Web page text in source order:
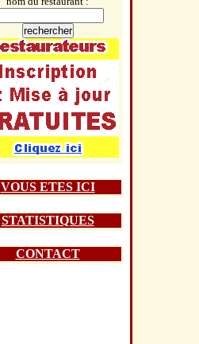
VOUS ETES ICI
STATISTIQUES
CONTACT